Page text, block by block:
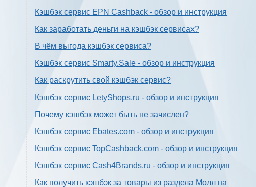
Кэшбэк сервис EPN Cashback - обзор и инструкция
Как заработать деньги на кэшбэк сервисах?
В чём выгода кэшбэк сервиса?
Кэшбэк сервис Smarty.Sale - обзор и инструкция
Как раскрутить свой кэшбэк сервис?
Кэшбэк сервис LetyShops.ru - обзор и инструкция
Почему кэшбэк может быть не зачислен?
Кэшбэк сервис Ebates.com - обзор и инструкция
Кэшбэк сервис TopCashback.com - обзор и инструкция
Кэшбэк сервис Cash4Brands.ru - обзор и инструкция
Как получить кэшбэк за товары из раздела Молл на